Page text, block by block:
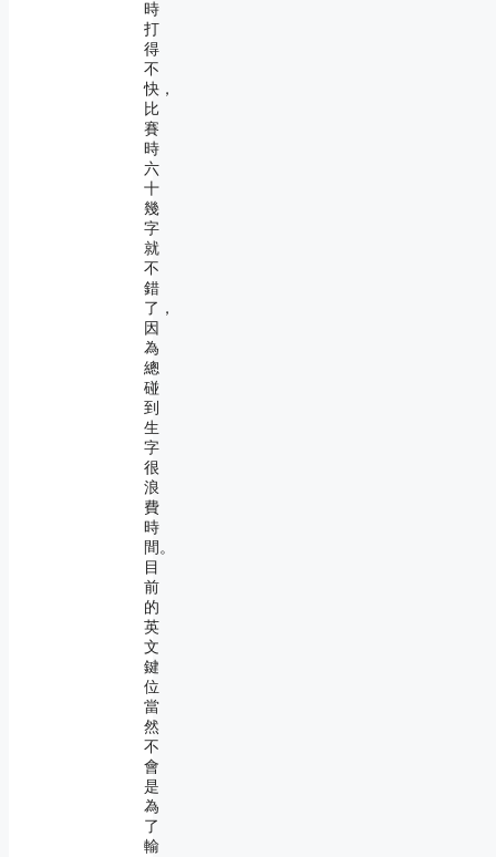
時
打
得
不
快，
比
賽
時
六
十
幾
字
就
不
錯
了，
因
為
總
碰
到
生
字
很
浪
費
時
間。
目
前
的
英
文
鍵
位
當
然
不
會
是
為
了
輸